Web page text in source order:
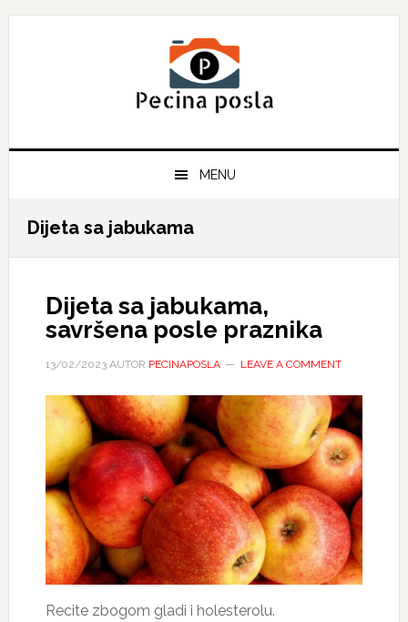
Skip
Skip
Skip
MENU
Dijeta sa jabukama
Dijeta sa jabukama,
savršena posle praznika
13/02/2023AUTOR PECINAPOSLA LEAVE A COMMENT
Recite zbogom gladi i holesterolu.